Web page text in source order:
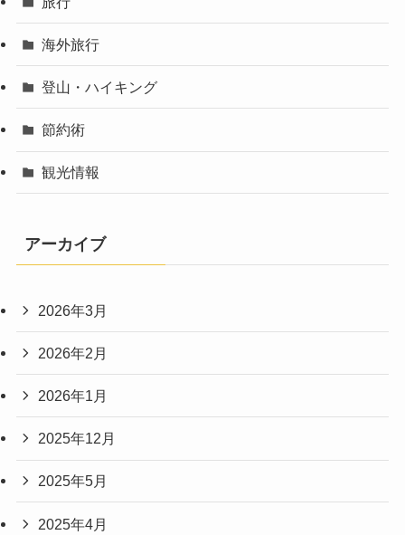
海外旅行
登山・ハイキング
節約術
観光情報
アーカイブ
2026年3月
2026年2月
2026年1月
2025年12月
2025年5月
2025年4月